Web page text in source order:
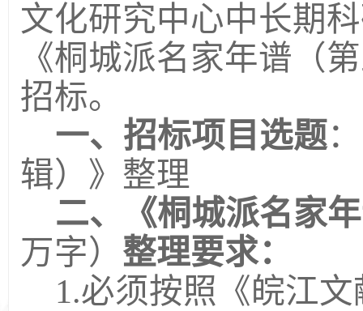
文化研究中心中长期
《桐城派名家年谱（
招标。
一、招标项目选题
辑）》整理
二、《桐城派名家
万字） 整理要求：
1.必须按照《皖江